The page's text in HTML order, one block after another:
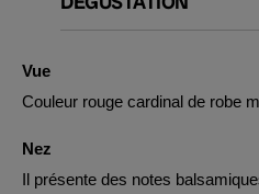
Vue
Couleur rouge cardinal de robe
Nez
Il présente des notes